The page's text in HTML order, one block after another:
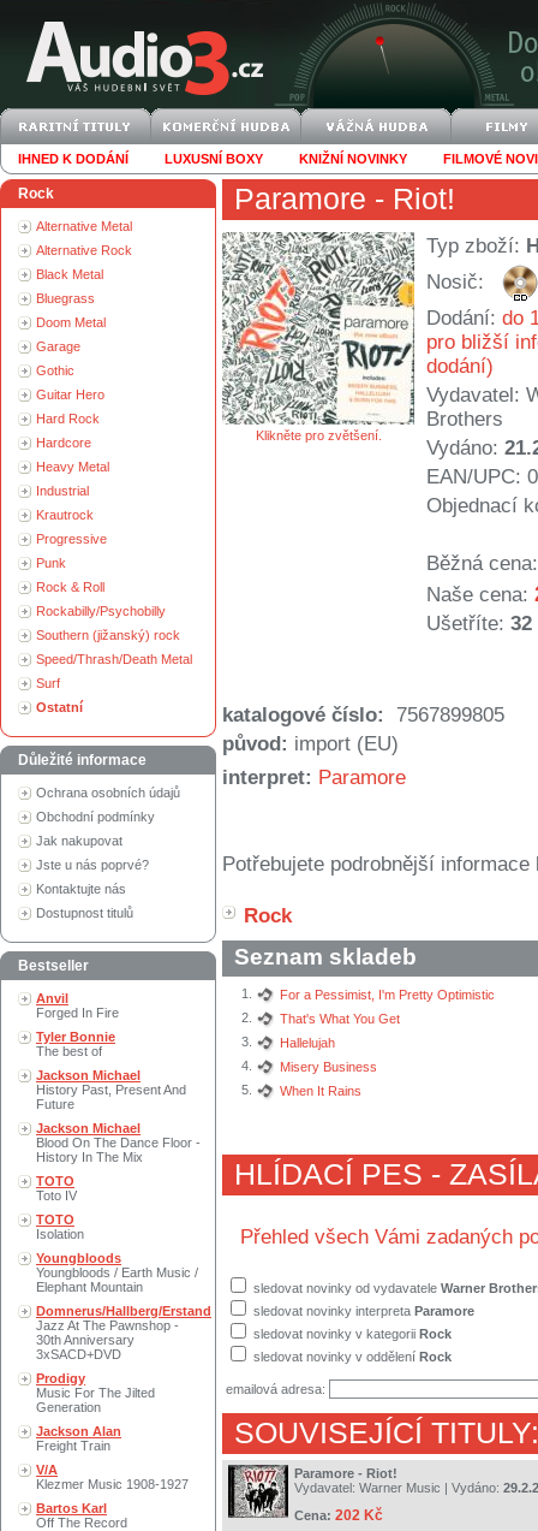
IHNED K DODÁNÍ LUXUSNÍ BOXY KNIŽNÍ NOVINKY FILMOVÉ
Rock
Alternative Metal
Alternative Rock
Black Metal
Bluegrass
Doom Metal
Garage
Gothic
Guitar Hero
Hard Rock
Hardcore
Heavy Metal
Industrial
Krautrock
Progressive
Punk
Rock & Roll
Rockabilly/Psychobilly
Southern (jižanský) rock
Speed/Thrash/Death Metal
Surf
Ostatní
Důležité informace
Ochrana osobních údajů
Obchodní podmínky
Jak nakupovat
Jste u nás poprvé?
Kontaktujte nás
Dostupnost titulů
Bestseller
Anvil
Forged In Fire
Tyler Bonnie
The best of
Jackson Michael
History Past, Present And
Future
Jackson Michael
Blood On The Dance Floor -
History In The Mix
TOTO
Toto IV
TOTO
Isolation
Youngbloods
Youngbloods / Earth Music /
Elephant Mountain
Domnerus/Hallberg/Erstand
Jazz At The Pawnshop -
30th Anniversary
3xSACD+DVD
Prodigy
Music For The Jilted
Generation
Jackson Alan
Freight Train
V/A
Klezmer Music 1908-1927
Bartos Karl
Off The Record
Paramore - Riot!
Klikněte pro zvětšení.
Typ zboží:
Nosič:
Dodání: do
pro bližší
dodání)
Vydavatel:
Brothers
Vydáno:
EAN/UPC:
Objednací
Běžná cena:
Naše cena:
Ušetříte: 32
katalogové číslo:
7567899805
původ: import (EU)
interpret: Paramore
Potřebujete podrobnější
Rock
Seznam skladeb
1.
For a Pessimist, I'm Pretty Optimistic
2.
That's What You Get
3.
Hallelujah
4.
Misery Business
5.
When It Rains
HLÍDACÍ PES -
Přehled všech Vámi zadaných
sledovat novinky od vydavatele Warner
sledovat novinky interpreta Paramore
sledovat novinky v kategorii Rock
sledovat novinky v oddělení Rock
emailová adresa:
SOUVISEJÍCÍ TITULY:
Paramore - Riot!
Vydavatel: Warner Music | Vydáno:
Cena: 202 Kč